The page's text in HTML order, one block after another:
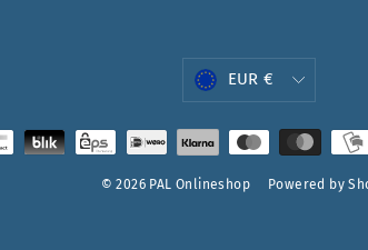
Währung
EUR €
© 2026 PAL Onlineshop Powered by